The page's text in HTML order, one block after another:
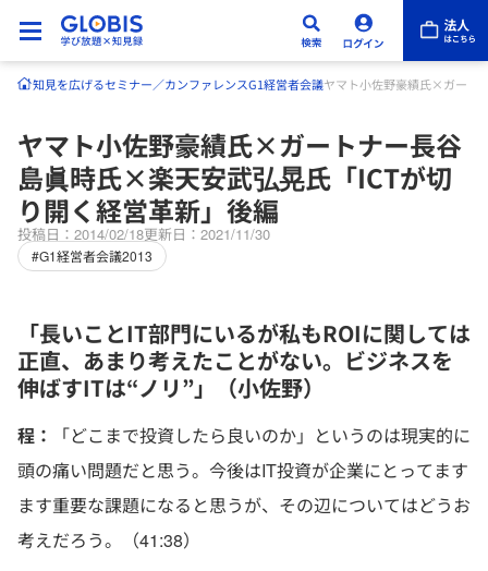
知見を広げるセミナー／カンファレンスG1経営者会議ヤマト小佐野豪績氏×ガート
ヤマト小佐野豪績氏×ガートナー長谷
島眞時氏×楽天安武弘晃氏「ICTが切
り開く経営革新」後編
投稿日：2014/02/18更新日：2021/11/30
#G1経営者会議2013
「長いことIT部門にいるが私もROIに関しては
正直、あまり考えたことがない。ビジネスを
伸ばすITは“ノリ”」（小佐野）
程：
「どこまで投資したら良いのか」というのは現実的に
頭の痛い問題だと思う。今後はIT投資が企業にとってます
ます重要な課題になると思うが、その辺についてはどうお
考えだろう。（41:38）